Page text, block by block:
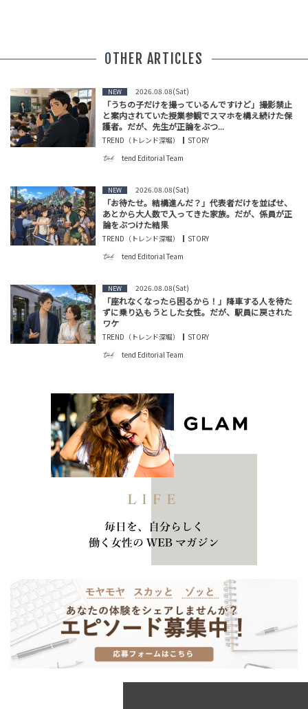
OTHER ARTICLES
NEW 2026.08.08(Sat)
「うちの子だけを撮っているんですけど」撮影禁止
と案内されていた授業参観でスマホを構え続けた保
護者。だが、先生が正論をぶつ...
TREND（トレンド深堀）
STORY
tend Editorial Team
NEW 2026.08.08(Sat)
「お待たせ。結構進んだ？」代表者だけを並ばせ、
あとから大人数で入ってきた家族。だが、係員が正
論をぶつけた結果
TREND（トレンド深堀）
STORY
tend Editorial Team
NEW 2026.08.08(Sat)
「座れなくなったら困るから！」降車する人を待た
ずに乗り込もうとした女性。だが、駅員に戻された
ワケ
TREND（トレンド深堀）
STORY
tend Editorial Team